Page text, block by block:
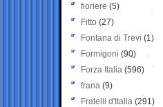
fioriere (5)
Fitto (27)
Fontana di Trevi (1)
Formigoni (90)
Forza Italia (596)
frana (9)
Fratelli d'Italia (291)